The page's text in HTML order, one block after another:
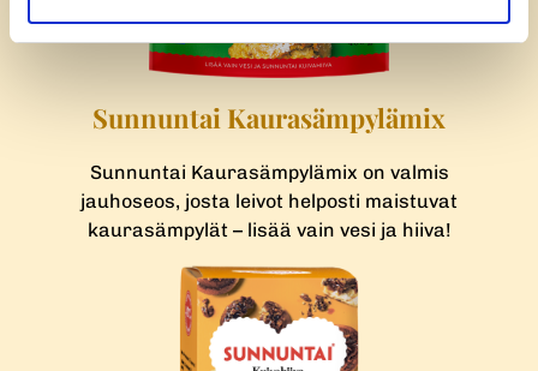
Sunnuntai Kaurasämpylämix
Sunnuntai Kaurasämpylämix on valmis
jauhoseos, josta leivot helposti maistuvat
kaurasämpylät – lisää vain vesi ja hiiva!